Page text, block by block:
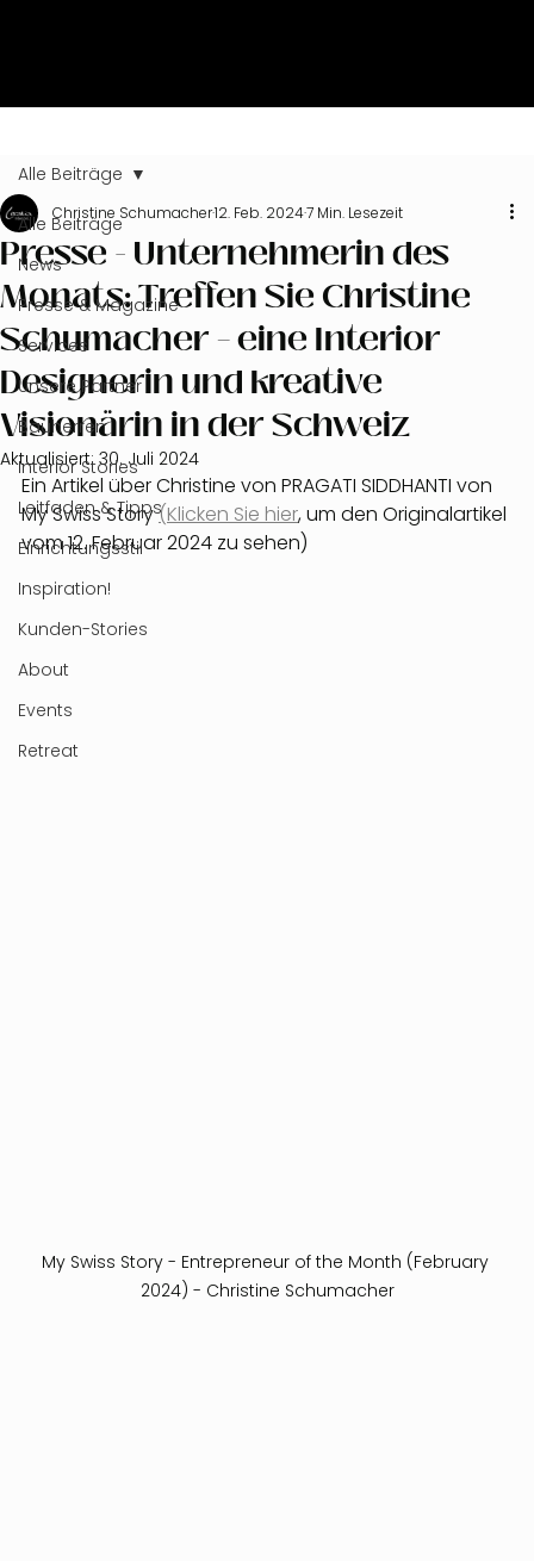
Alle Beiträge
News
Presse & Magazine
Services
Unsere Partner
Bauherren
Interior Stories
Leitfaden & Tipps
Einrichtungsstil
Inspiration!
Kunden-Stories
About
Events
Retreat
Alle Beiträge
Presse - Unternehmerin des
Monats: Treffen Sie Christine
Schumacher – eine Interior
Designerin und kreative
Visionärin in der Schweiz
Christine Schumacher12. Feb. 20247 Min. Lesezeit
Aktualisiert:30. Juli 2024
Ein Artikel über Christine von PRAGATI SIDDHANTI von
My Swiss Story (Klicken Sie hier, um den Originalartikel
vom 12. Februar 2024 zu sehen)
My Swiss Story - Entrepreneur of the Month (February
2024) - Christine Schumacher